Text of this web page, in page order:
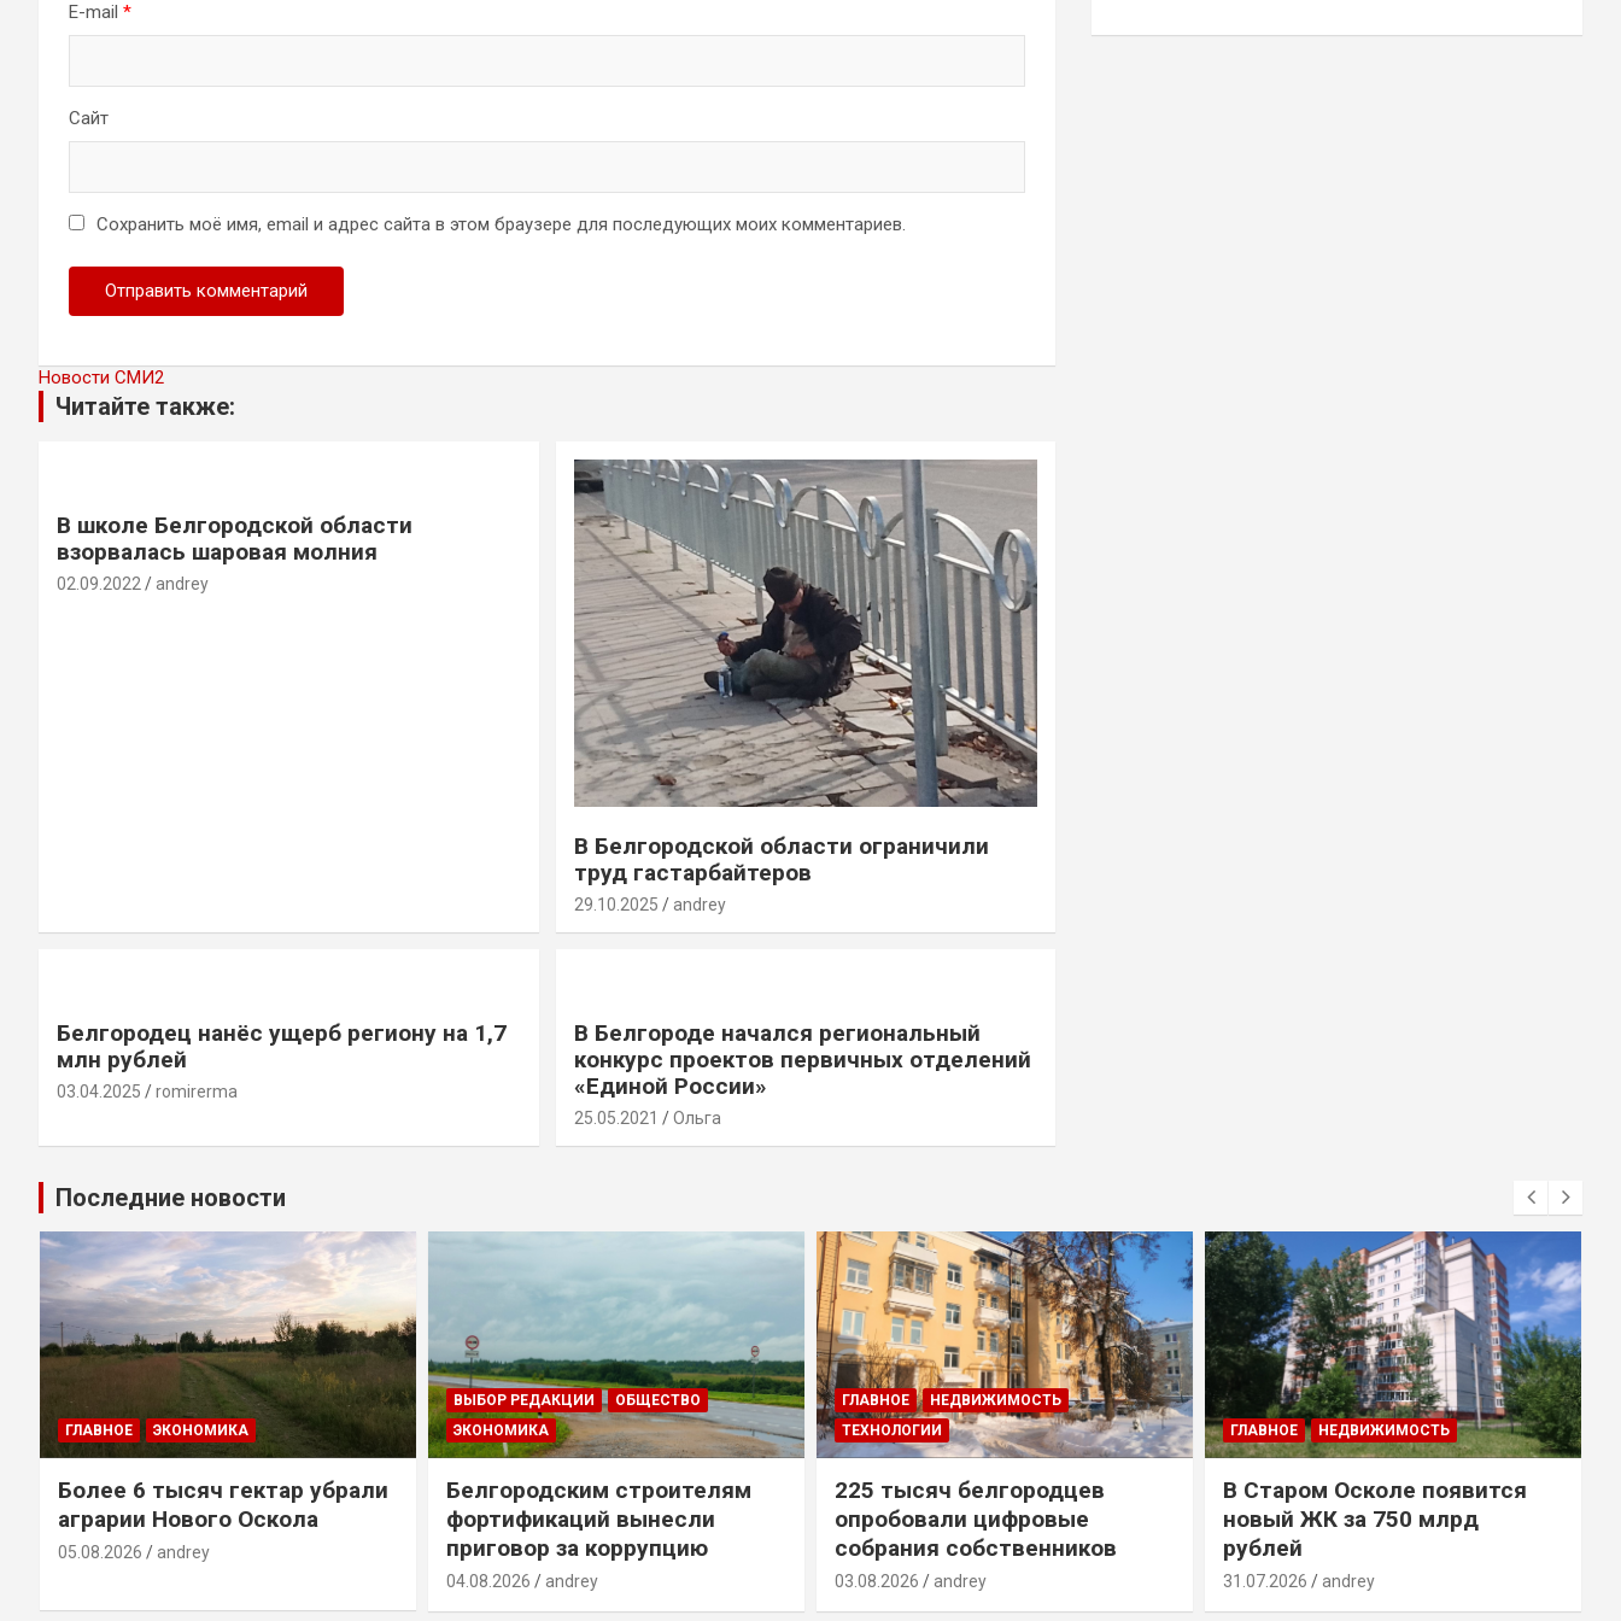
E-mail *
Сайт
Сохранить моё имя, email и адрес сайта в этом браузере для последующих моих комментариев.
Новости СМИ2
Читайте также:
В школе Белгородской области
взорвалась шаровая молния
02.09.2022 andrey
В Белгородской области ограничили
труд гастарбайтеров
29.10.2025 andrey
Белгородец нанёс ущерб региону на 1,7
млн рублей
03.04.2025 romirerma
В Белгороде начался региональный
конкурс проектов первичных отделений
«Единой России»
25.05.2021 Ольга
Последние новости
ГЛАВНОЕ ЭКОНОМИКА
Более 6 тысяч гектар убрали
аграрии Нового Оскола
05.08.2026 andrey
ВЫБОР РЕДАКЦИИ
ОБЩЕСТВО
ЭКОНОМИКА
Белгородским строителям
фортификаций вынесли
приговор за коррупцию
04.08.2026 andrey
ГЛАВНОЕ
НЕДВИЖИМОСТЬ
ТЕХНОЛОГИИ
225 тысяч белгородцев
опробовали цифровые
собрания собственников
03.08.2026 andrey
ГЛАВНОЕ НЕДВИЖИМОСТЬ
В Старом Осколе появится
новый ЖК за 750 млрд
рублей
31.07.2026 andrey